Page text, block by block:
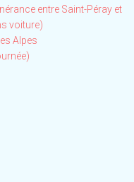
entre Saint-Péray et
voiture)
Alpes